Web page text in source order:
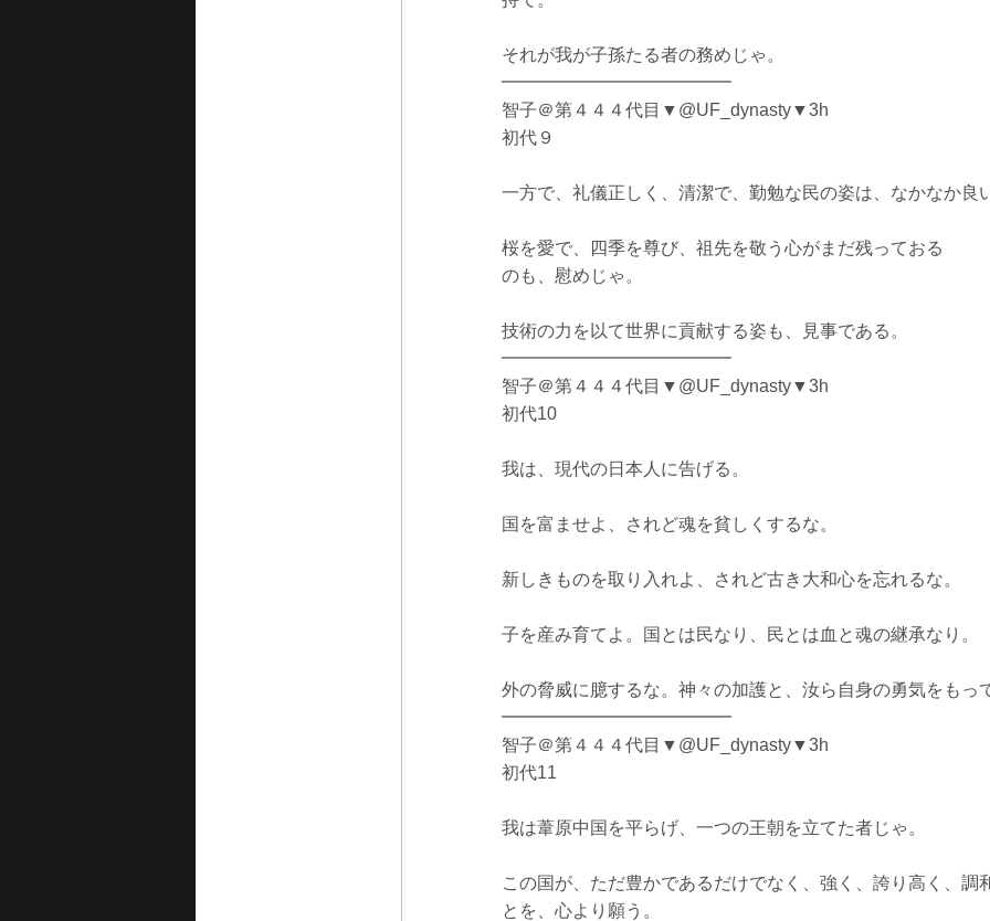
それが我が子孫たる者の務めじゃ。
━━━━━━━━━━━━━
智子＠第４４４代目▼@UF_dynasty▼3h
初代９
一方で、礼儀正しく、清潔で、勤勉な民の姿は、なかなか良
桜を愛で、四季を尊び、祖先を敬う心がまだ残っておる
のも、慰めじゃ。
技術の力を以て世界に貢献する姿も、見事である。
━━━━━━━━━━━━━
智子＠第４４４代目▼@UF_dynasty▼3h
初代10
我は、現代の日本人に告げる。
国を富ませよ、されど魂を貧しくするな。
新しきものを取り入れよ、されど古き大和心を忘れるな。
子を産み育てよ。国とは民なり、民とは血と魂の継承なり。
外の脅威に臆するな。神々の加護と、汝ら自身の勇気をもっ
━━━━━━━━━━━━━
智子＠第４４４代目▼@UF_dynasty▼3h
初代11
我は葦原中国を平らげ、一つの王朝を立てた者じゃ。
この国が、ただ豊かであるだけでなく、強く、誇り高く、調
とを、心より願う。